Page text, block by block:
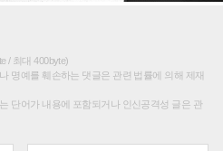
/ 최대 400byte)
명예를 훼손하는 댓글은 관련 법률에 의해 제재
단어가 내용에 포함되거나 인신공격성 글은 관